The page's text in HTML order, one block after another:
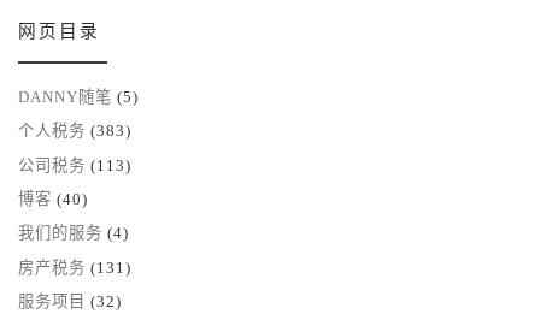
网页目录
DANNY随笔 (5)
个人税务 (383)
公司税务 (113)
博客 (40)
我们的服务 (4)
房产税务 (131)
服务项目 (32)